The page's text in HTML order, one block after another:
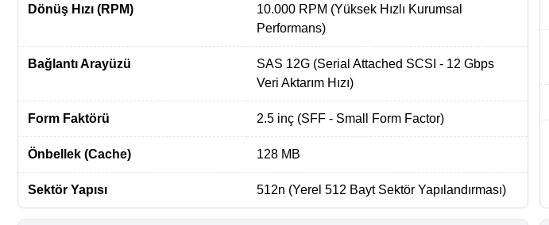
Dönüş Hızı (RPM)
10.000 RPM (Yüksek Hızlı Kurumsal
Performans)
Bağlantı Arayüzü
SAS 12G (Serial Attached SCSI - 12 Gbps
Veri Aktarım Hızı)
Form Faktörü 2.5 inç (SFF - Small Form Factor)
Önbellek (Cache) 128 MB
Sektör Yapısı 512n (Yerel 512 Bayt Sektör Yapılandırması)